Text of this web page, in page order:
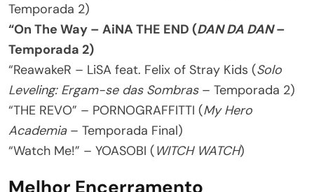
Temporada 2)
“On The Way – AiNA THE END (DAN DA DAN–
Temporada 2)
“ReawakeR – LiSA feat. Felix of Stray Kids (Solo
Leveling: Ergam-se das Sombras– Temporada 2)
“THE REVO” – PORNOGRAFFITTI (My Hero
Academia– Temporada Final)
“Watch Me!” – YOASOBI (WITCH WATCH)
Melhor Encerramento